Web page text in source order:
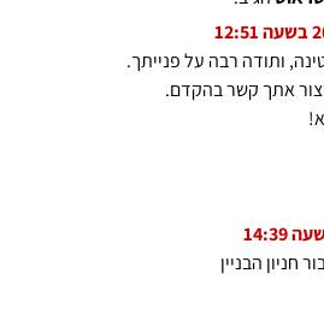
ותודה רבה על פנייתך.
אתך קשר בהקדם.
הבניין